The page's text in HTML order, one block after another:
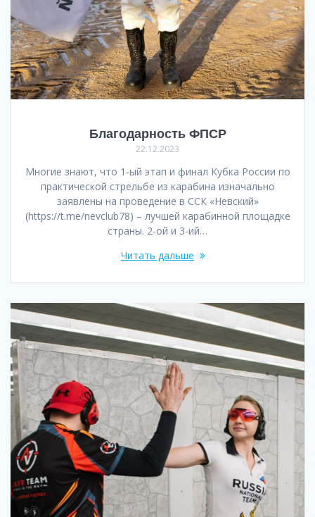
Благодарность ФПСР
22.12.2023
Многие знают, что 1-ый этап и финал Кубка России по
практической стрельбе из карабина изначально
заявлены на проведение в ССК «Невский»
(https://t.me/nevclub78) – лучшей карабинной площадке
страны. 2-ой и 3-ий…
Читать дальше